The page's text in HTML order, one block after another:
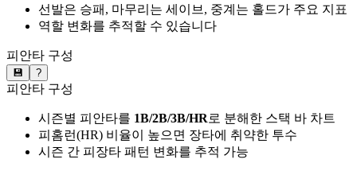
선발은 승패, 마무리는 세이브, 중계는 홀드가 주요 지표
역할 변화를 추적할 수 있습니다
피안타 구성
💾 ?
피안타 구성
시즌별 피안타를 1B/2B/3B/HR로 분해한 스택 바 차트
피홈런(HR) 비율이 높으면 장타에 취약한 투수
시즌 간 피장타 패턴 변화를 추적 가능